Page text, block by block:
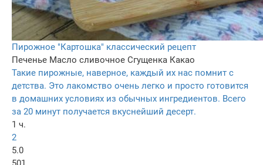
Пирожное "Картошка" классический рецепт
Печенье Масло сливочное Сгущенка Какао
Такие пирожные, наверное, каждый их нас помнит с
детства. Это лакомство очень легко и просто готовится
в домашних условиях из обычных ингредиентов. Всего
за 20 минут получается вкуснейший десерт.
1 ч.
2
5.0